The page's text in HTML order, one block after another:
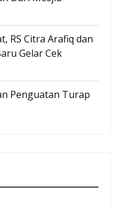
RS Citra Arafiq dan
Gelar Cek
Penguatan Turap